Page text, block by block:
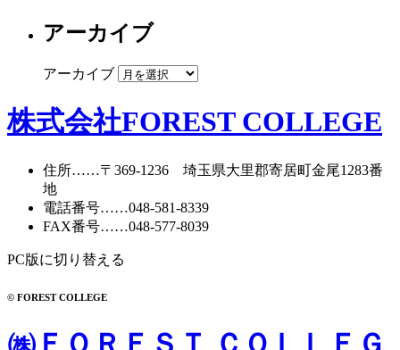
アーカイブ
アーカイブ
株式会社FOREST COLLEGE
住所……〒369-1236 埼玉県大里郡寄居町金尾1283番
地
電話番号……048-581-8339
FAX番号……048-577-8039
PC版に切り替える
© FOREST COLLEGE
㈱ＦＯＲＥＳＴ ＣＯＬＬＥＧ